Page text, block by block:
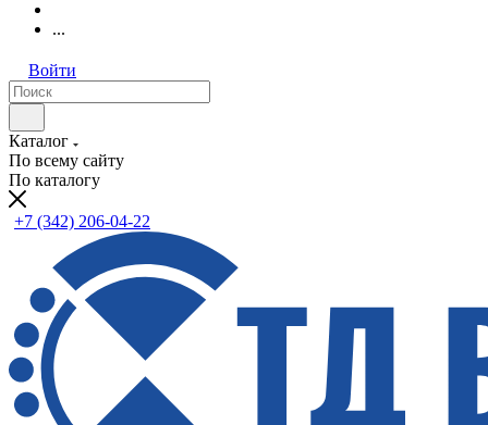
...
Войти
Каталог
По всему сайту
По каталогу
+7 (342) 206-04-22